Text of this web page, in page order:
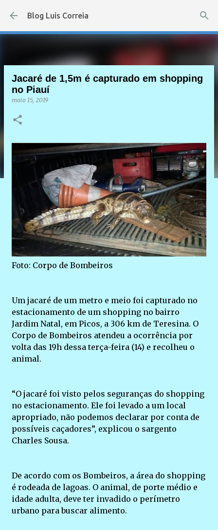
Pular para o conteúdo principal
Blog Luis Correia
Jacaré de 1,5m é capturado em shopping
no Piauí
maio 15, 2019
Foto: Corpo de Bombeiros
Um jacaré de um metro e meio foi capturado no
estacionamento de um shopping no bairro
Jardim Natal, em Picos, a 306 km de Teresina. O
Corpo de Bombeiros atendeu a ocorrência por
volta das 19h dessa terça-feira (14) e recolheu o
animal.
“O jacaré foi visto pelos seguranças do shopping
no estacionamento. Ele foi levado a um local
apropriado, não podemos declarar por conta de
possíveis caçadores”, explicou o sargento
Charles Sousa.
De acordo com os Bombeiros, a área do shopping
é rodeada de lagoas. O animal, de porte médio e
idade adulta, deve ter invadido o perímetro
urbano para buscar alimento.